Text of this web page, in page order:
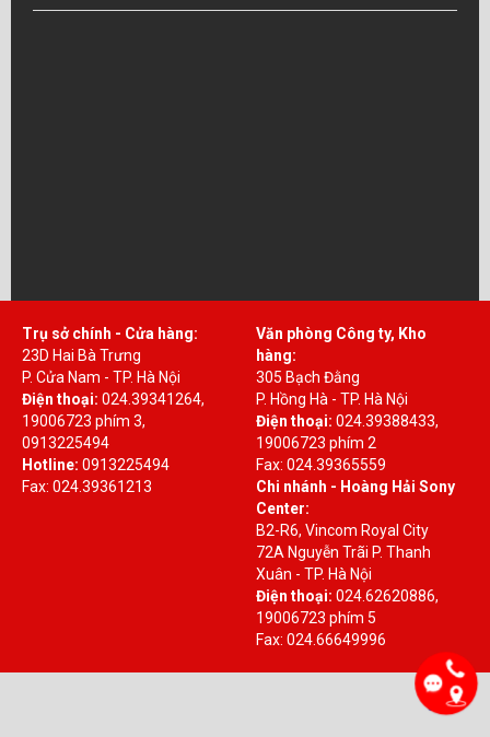
Trụ sở chính - Cửa hàng:
23D Hai Bà Trưng
P. Cửa Nam - TP. Hà Nội
Điện thoại: 024.39341264,
19006723 phím 3,
0913225494
Hotline: 0913225494
Fax: 024.39361213
Văn phòng Công ty, Kho
hàng:
305 Bạch Đằng
P. Hồng Hà - TP. Hà Nội
Điện thoại: 024.39388433,
19006723 phím 2
Fax: 024.39365559
Chi nhánh - Hoàng Hải Sony
Center:
B2-R6, Vincom Royal City
72A Nguyễn Trãi P. Thanh
Xuân - TP. Hà Nội
Điện thoại: 024.62620886,
19006723 phím 5
Fax: 024.66649996